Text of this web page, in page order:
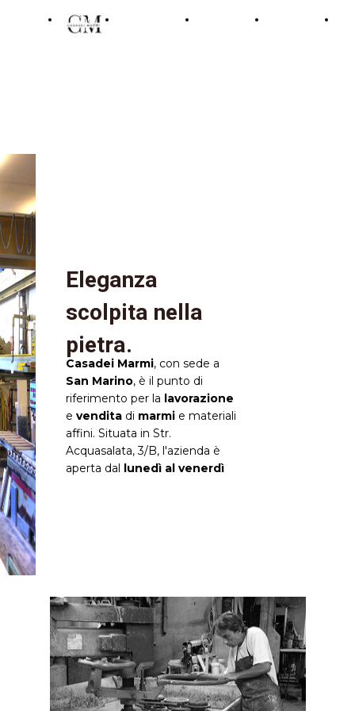
Home
Eleganza
scolpita nella
pietra.
Casadei Marmi, con sede a
San Marino, è il punto di
riferimento per la lavorazione
e vendita di marmi e materiali
affini. Situata in Str.
Acquasalata, 3/B, l'azienda è
aperta dal lunedì al venerdì